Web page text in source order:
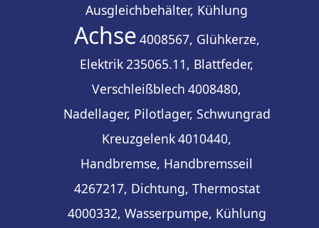
Ausgleichbehälter, Kühlung
Achse 4008567, Glühkerze,
Elektrik 235065.11, Blattfeder,
Verschleißblech 4008480,
Nadellager, Pilotlager, Schwungrad
Kreuzgelenk4010440,
Handbremse, Handbremsseil
4267217, Dichtung, Thermostat
4000332, Wasserpumpe, Kühlung